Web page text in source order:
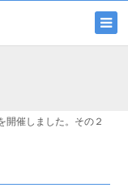
開催しました。その２